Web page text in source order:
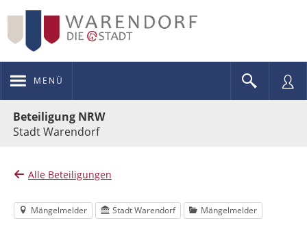
MENÜ
Beteiligung NRW
Stadt Warendorf
Alle Beteiligungen
Mängelmelder Stadt Warendorf Mängelmelder